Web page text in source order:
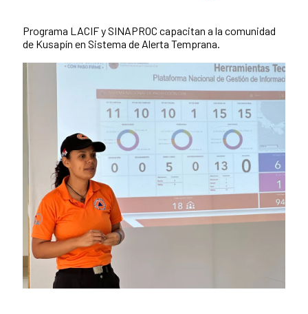
Programa LACIF y SINAPROC capacitan a la comunidad
de Kusapín en Sistema de Alerta Temprana.